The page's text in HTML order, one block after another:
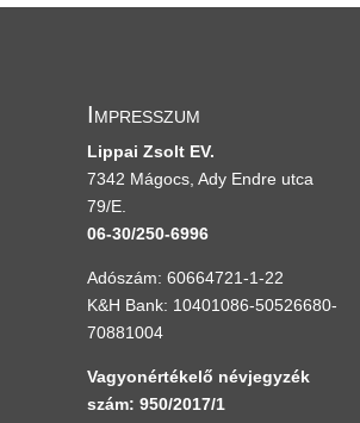
Impresszum
Lippai Zsolt EV.
7342 Mágocs, Ady Endre utca
79/E.
06-30/250-6996
Adószám: 60664721-1-22
K&H Bank: 10401086-50526680-
70881004
Vagyonértékelő névjegyzék
szám: 950/2017/1